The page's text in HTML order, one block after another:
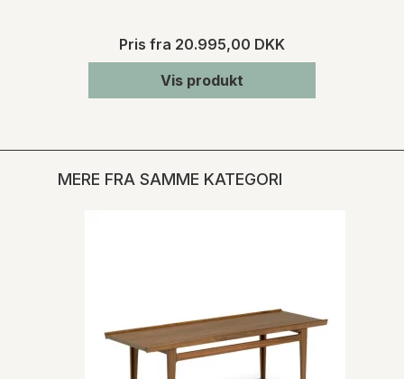
Pris fra 20.995,00 DKK
Vis produkt
MERE FRA SAMME KATEGORI